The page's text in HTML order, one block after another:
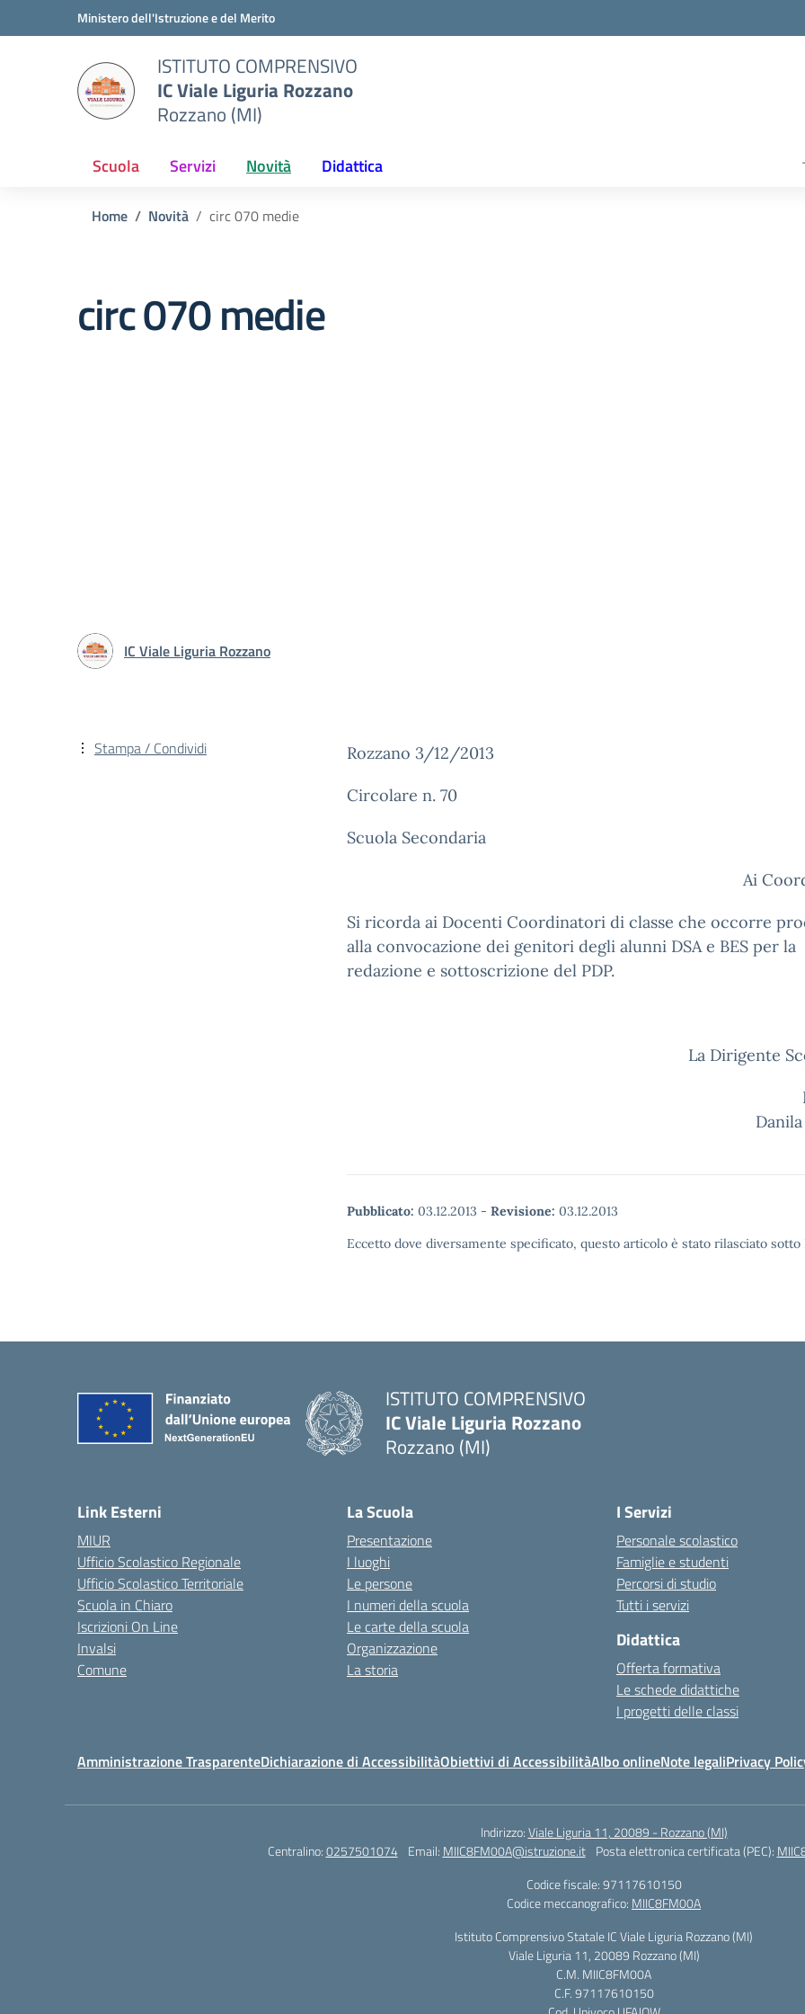
Vai ai contenuti
Vai al menu di navigazioneMinistero dell'Istruzione e del Merito
ISTITUTO COMPRENSIVO
IC Viale Liguria Rozzano
Rozzano (MI)
Scuola Servizi Novità Didattica
Home Novità circ 070 medie
circ 070 medie
IC Viale Liguria Rozzano
Rozzano 3/12/2013
Circolare n. 70
Scuola Secondaria
Ai
Si ricorda ai Docenti Coordinatori di classe che occorre
alla convocazione dei genitori degli alunni DSA e BES per la
redazione e sottoscrizione del PDP.
La Dirigente
Pubblicato: 03.12.2013 - Revisione: 03.12.2013
Eccetto dove diversamente specificato, questo articolo è stato rilasciato
Stampa / Condividi
ISTITUTO COMPRENSIVO
IC Viale Liguria Rozzano
Rozzano (MI)
Link Esterni
MIUR
Ufficio Scolastico Regionale
Ufficio Scolastico Territoriale
Scuola in Chiaro
Iscrizioni On Line
Invalsi
Comune
La Scuola
Presentazione
I luoghi
Le persone
I numeri della scuola
Le carte della scuola
Organizzazione
La storia
I Servizi
Personale scolastico
Famiglie e studenti
Percorsi di studio
Tutti i servizi
Didattica
Offerta formativa
Le schede didattiche
I progetti delle classi
Amministrazione TrasparenteDichiarazione di AccessibilitàObiettivi di AccessibilitàAlbo onlineNote legaliPrivacy
Indirizzo:Viale Liguria 11, 20089 - Rozzano (MI)
Centralino:0257501074 Email: MIIC8FM00A@istruzione.it Posta elettronica certificata (PEC):
Codice fiscale: 97117610150
Codice meccanografico: MIIC8FM00A
Istituto Comprensivo Statale IC Viale Liguria Rozzano (MI)
Viale Liguria 11, 20089 Rozzano (MI)
C.M. MIIC8FM00A
C.F. 97117610150